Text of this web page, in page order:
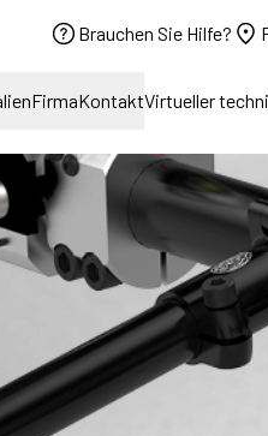
Brauchen Sie Hilfe?
FirmaKontaktVirtueller